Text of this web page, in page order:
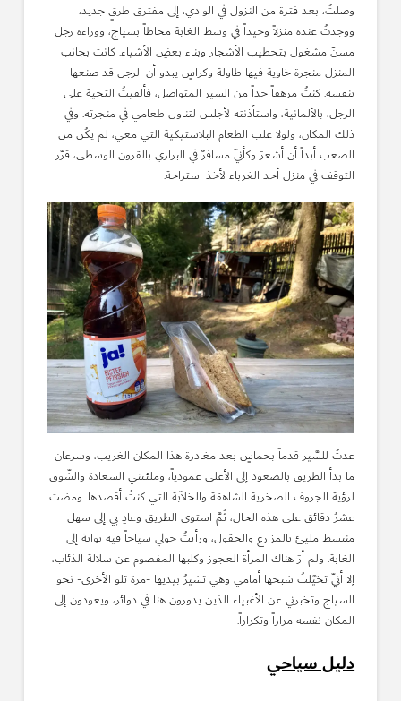
وصلتُ، بعد فترة من النزول في الوادي، إلى مفترق طرقٍ جديد،
ووجدتُ عنده منزلاً وحيداً في وسط الغابة محاطاً بسياج، ووراءه رجل
مسنّ مشغول بتحطيب الأشجار وبناء بعضِ الأشياء. كانت بجانب
المنزل منجرة خاوية فيها طاولة وكراسٍ يبدو أن الرجل قد صنعها
بنفسه. كنتُ مرهقاً جداً من السير المتواصل، فألقيتُ التحية على
الرجل، بالألمانية، واستأذنته لأجلس لتناول طعامي في منجرته. وفي
ذلك المكان، ولولا علب الطعام البلاستيكية التي معي، لم يكُن من
الصعب أبداً أن أشعرَ وكأنّي مسافرٌ في البراري بالقرون الوسطى، قرَّر
التوقف في منزل أحد الغرباء لأخذ استراحة.
عدتُ للسَّير قدماً بحماسٍ بعد مغادرة هذا المكان الغريب، وسرعان
ما بدأ الطريق بالصعود إلى الأعلى عمودياً، وملئتني السعادة والشّوق
لرؤية الجروف الصخرية الشاهقة والخلاّبة التي كنتُ أقصدها. ومضت
عشرُ دقائق على هذه الحال، ثُمَّ استوى الطريق وعادِ بي إلى سهل
منبسط مليئ بالمزارع والحقول، ورأيتُ حولي سياجاً فيه بوابة إلى
الغابة. ولم أرَ هناك المرأة العجوز وكلبها المفصوم عن سلالة الذئاب،
إلا أنّي تخيَّلتُ شبحها أمامي وهي تشيرُ بيديها -مرة تلو الأخرى- نحو
السياج وتخبرني عن الأغبياء الذين يدورون هنا في دوائر، ويعودون إلى
المكان نفسه مراراً وتكراراً.
دليل سياحي